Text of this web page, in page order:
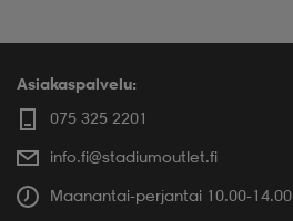
Asiakaspalvelu:
075 325 2201
info.fi@stadiumoutlet.fi
Maanantai-perjantai 10.00-14.00